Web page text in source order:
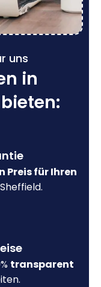
uns
in
Preis für Ihren
transparent